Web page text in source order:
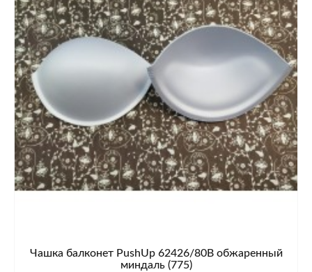
Чашка балконет PushUp 62426/80B обжаренный
миндаль (775)